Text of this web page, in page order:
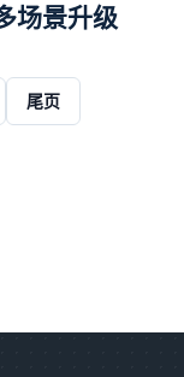
场景升级
尾页